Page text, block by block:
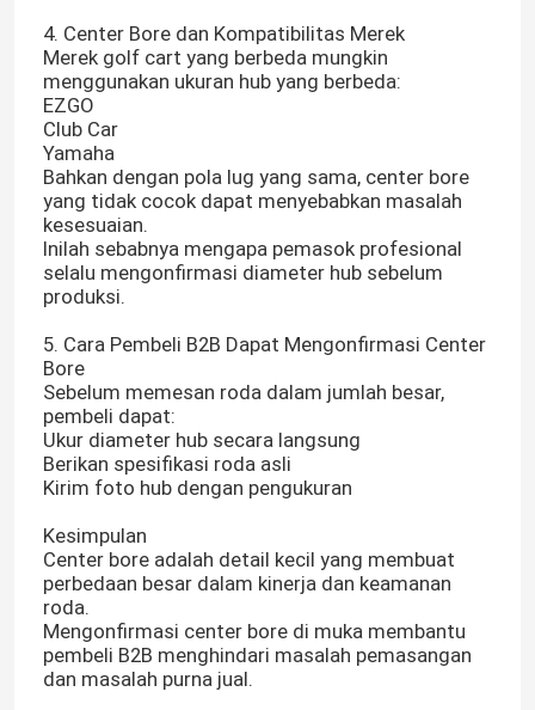
4. Center Bore dan Kompatibilitas Merek
Merek golf cart yang berbeda mungkin
menggunakan ukuran hub yang berbeda:
EZGO
Club Car
Yamaha
Bahkan dengan pola lug yang sama, center bore
yang tidak cocok dapat menyebabkan masalah
kesesuaian.
Inilah sebabnya mengapa pemasok profesional
selalu mengonfirmasi diameter hub sebelum
produksi.
5. Cara Pembeli B2B Dapat Mengonfirmasi Center
Bore
Sebelum memesan roda dalam jumlah besar,
pembeli dapat:
Ukur diameter hub secara langsung
Berikan spesifikasi roda asli
Kirim foto hub dengan pengukuran
Kesimpulan
Center bore adalah detail kecil yang membuat
perbedaan besar dalam kinerja dan keamanan
roda.
Mengonfirmasi center bore di muka membantu
pembeli B2B menghindari masalah pemasangan
dan masalah purna jual.